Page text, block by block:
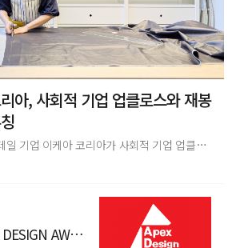
아, 사회적 기업 업클로스와 재봉
홈퍼니싱 리테일 기업 이케아 코리아가 사회적 기업 업클로스(Upcloth)와 협력해 재봉 서비스를 선보인다. 이번 협업은 이케
2026 APEX DESIGN AWARDS